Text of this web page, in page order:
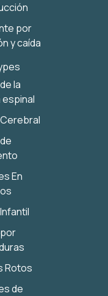
por
y caída
la
espinal
En
Rotos
de